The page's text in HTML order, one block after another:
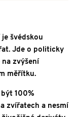
švédskou
Jde o politicky
zvýšení
měřítku.
100%
zvířatech a nesmí